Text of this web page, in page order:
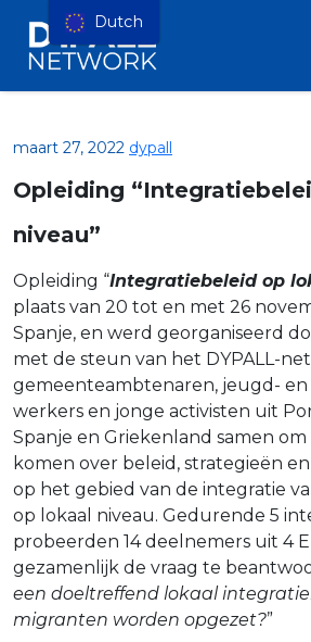
maart 27, 2022 dypall
Opleiding
niveau”
Opleiding “Integratiebeleid op
plaats van 20 tot en met 26
Spanje, en werd georganiseerd
met de steun van het DYPALL-
gemeenteambtenaren, jeugd-
werkers en jonge activisten uit
Spanje en Griekenland samen
komen over beleid, strategieën
op het gebied van de integratie
op lokaal niveau. Gedurende 5
probeerden 14 deelnemers uit 4
gezamenlijk de vraag te
een doeltreffend lokaal
migranten worden opgezet?”
Dutch